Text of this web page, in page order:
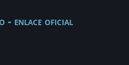
- enlace oficial